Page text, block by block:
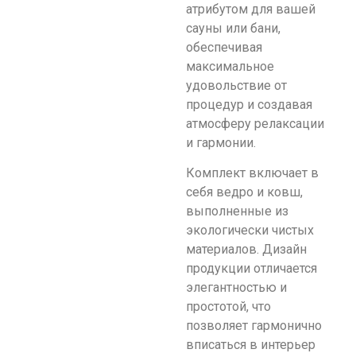
атрибутом для вашей
сауны или бани,
обеспечивая
максимальное
удовольствие от
процедур и создавая
атмосферу релаксации
и гармонии.
Комплект включает в
себя ведро и ковш,
выполненные из
экологически чистых
материалов. Дизайн
продукции отличается
элегантностью и
простотой, что
позволяет гармонично
вписаться в интерьер